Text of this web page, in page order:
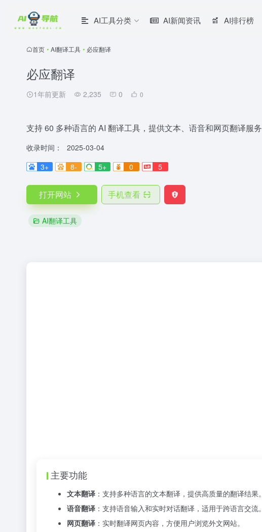
AI工具分类 AI新闻资讯 AI排行榜
首页 • AI翻译工具 • 必应翻译
必应翻译
1年前更新 2,235 0 0
支持 60 多种语言的 AI 翻译工具，提供文本、语音和网页翻译服务
收录时间：
2025-03-04
3+
8- 5+ 0 5
打开网站 手机查看
AI翻译工具
主要功能
文本翻译 ：支持多种语言的文本翻译，提供高质量的翻译结果。
语音翻译 ：支持语音输入和实时对话翻译，适用于跨语言交流。
网页翻译 ：实时翻译网页内容，方便用户浏览外文网站。